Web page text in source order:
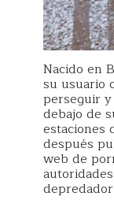
Nacido en
su usuario
perseguir
debajo de
estaciones
después
web de